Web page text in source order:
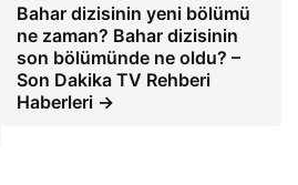
Bahar dizisinin yeni bölümü
ne zaman? Bahar dizisinin
son bölümünde ne oldu? –
Son Dakika TV Rehberi
Haberleri →